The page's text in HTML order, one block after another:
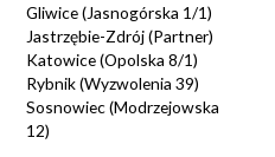
Gliwice (Jasnogórska 1/1)
Jastrzębie-Zdrój (Partner)
Katowice (Opolska 8/1)
Rybnik (Wyzwolenia 39)
Sosnowiec (Modrzejowska
12)